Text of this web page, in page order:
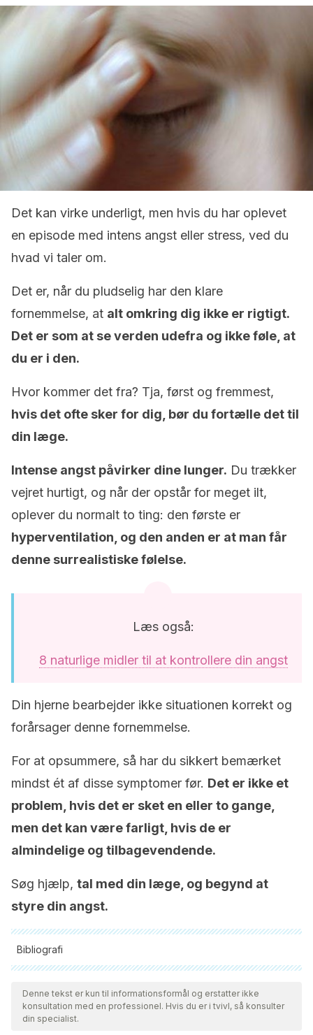
Det kan virke underligt, men hvis du har oplevet
en episode med intens angst eller stress, ved du
hvad vi taler om.
Det er, når du pludselig har den klare
fornemmelse, at alt omkring dig ikke er rigtigt.
Det er som at se verden udefra og ikke føle, at
du er i den.
Hvor kommer det fra? Tja, først og fremmest,
hvis det ofte sker for dig, bør du fortælle det til
din læge.
Intense angst påvirker dine lunger. Du trækker
vejret hurtigt, og når der opstår for meget ilt,
oplever du normalt to ting: den første er
hyperventilation, og den anden er at man får
denne surrealistiske følelse.
Læs også:
8 naturlige midler til at kontrollere din angst
Din hjerne bearbejder ikke situationen korrekt og
forårsager denne fornemmelse.
For at opsummere, så har du sikkert bemærket
mindst ét af disse symptomer før. Det er ikke et
problem, hvis det er sket en eller to gange,
men det kan være farligt, hvis de er
almindelige og tilbagevendende.
Søg hjælp, tal med din læge, og begynd at
styre din angst.
Bibliografi
Alle citerede kilder blev grundigt gennemgået af vores team
for at sikre deres kvalitet, pålidelighed, aktualitet og validitet.
Bibliografien i denne artikel blev betragtet som pålidelig og af
Denne tekst er kun til informationsformål og erstatter ikke
konsultation med en professionel. Hvis du er i tvivl, så konsulter
din specialist.